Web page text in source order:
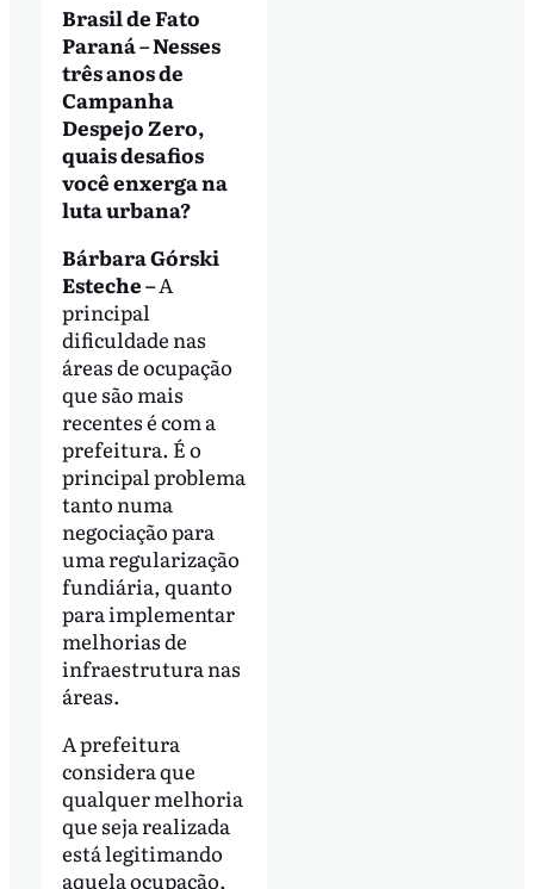
Brasil de Fato
Paraná – Nesses
três anos de
Campanha
Despejo Zero,
quais desafios
você enxerga na
luta urbana?
Bárbara Górski
Esteche –A
principal
dificuldade nas
áreas de ocupação
que são mais
recentes é com a
prefeitura. É o
principal problema
tanto numa
negociação para
uma regularização
fundiária, quanto
para implementar
melhorias de
infraestrutura nas
áreas.
A prefeitura
considera que
qualquer melhoria
que seja realizada
está legitimando
aquela ocupação,